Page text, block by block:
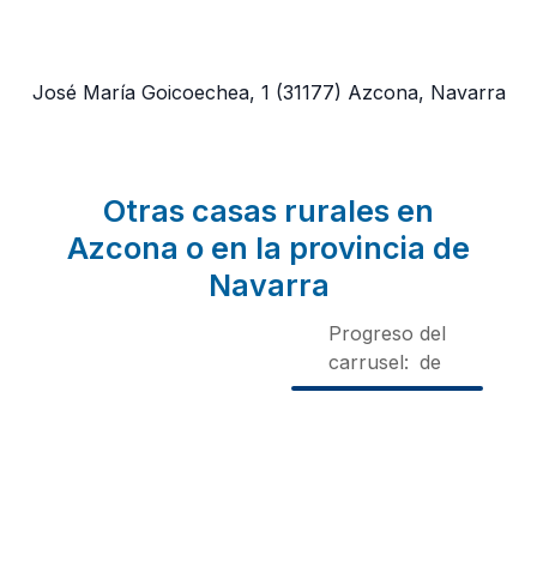
José María Goicoechea, 1 (31177) Azcona, Navarra
Otras casas rurales en
Azcona o en la provincia de
Navarra
Progreso del
carrusel: de